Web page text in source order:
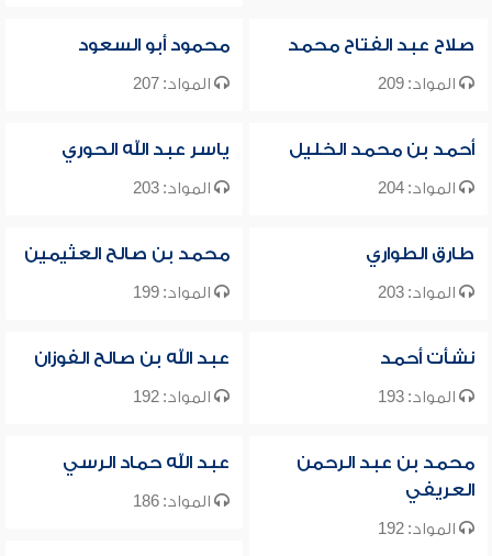
صلاح عبد الفتاح محمد
المواد: 209
محمود أبو السعود
المواد: 207
أحمد بن محمد الخليل
المواد: 204
ياسر عبد الله الحوري
المواد: 203
طارق الطواري
المواد: 203
محمد بن صالح العثيمين
المواد: 199
نشأت أحمد
المواد: 193
عبد الله بن صالح الفوزان
المواد: 192
محمد بن عبد الرحمن
العريفي
المواد: 192
عبد الله حماد الرسي
المواد: 186